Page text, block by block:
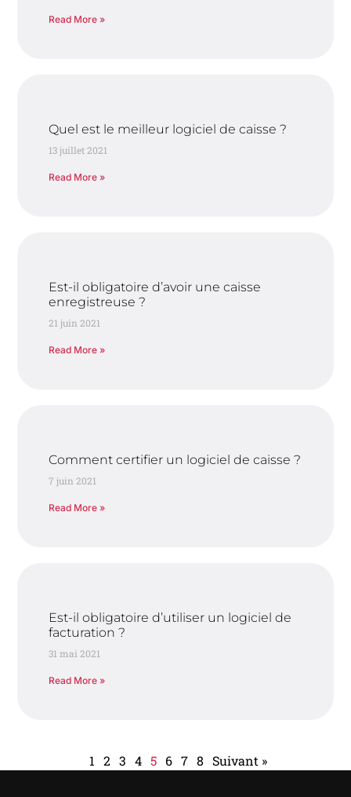
Read More »
Quel est le meilleur logiciel de caisse ?
13 juillet 2021
Read More »
Est-il obligatoire d’avoir une caisse
enregistreuse ?
21 juin 2021
Read More »
Comment certifier un logiciel de caisse ?
7 juin 2021
Read More »
Est-il obligatoire d’utiliser un logiciel de
facturation ?
31 mai 2021
Read More »
1 2 3 4 5 6 7 8 Suivant »